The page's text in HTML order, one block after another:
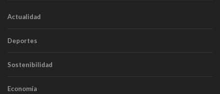
Actualidad
Deportes
Sostenibilidad
Economía